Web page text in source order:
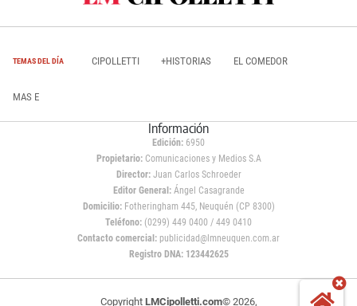
TEMAS DEL DÍA CIPOLLETTI +HISTORIAS EL COMEDOR
MAS E
Información
Edición: 6950
Propietario:Comunicaciones y Medios S.A
Director: Juan Carlos Schroeder
Editor General:Ángel Casagrande
Domicilio:Fotheringham 445, Neuquén (CP 8300)
Teléfono: (0299) 449 0400 / 449 0410
Contacto comercial: publicidad@lmneuquen.com.ar
Registro DNA: 123442625
Copyright LMCipolletti.com© 2026,